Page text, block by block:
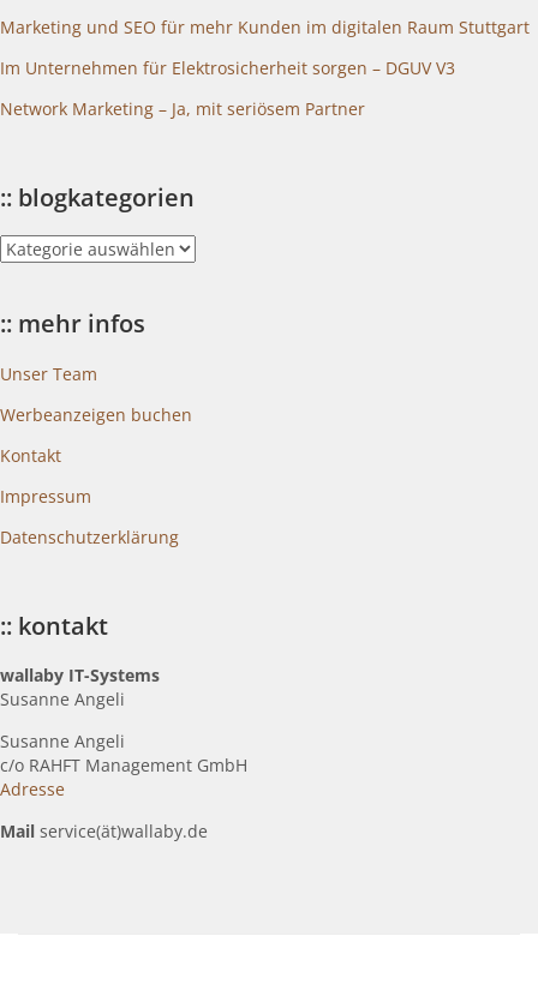
Marketing und SEO für mehr Kunden im digitalen Raum Stuttgart
Im Unternehmen für Elektrosicherheit sorgen – DGUV V3
Network Marketing – Ja, mit seriösem Partner
:: blogkategorien
::
blogkategorien
:: mehr infos
Unser Team
Werbeanzeigen buchen
Kontakt
Impressum
Datenschutzerklärung
:: kontakt
wallaby IT-Systems
Susanne Angeli
Susanne Angeli
c/o RAHFT Management GmbH
Adresse
Mail service(ät)wallaby.de